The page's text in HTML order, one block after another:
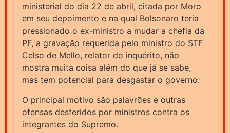
ministerial do dia 22 de abril, citada por Moro
em seu depoimento e na qual Bolsonaro teria
pressionado o ex-ministro a mudar a chefia da
PF, a gravação requerida pelo ministro do STF
Celso de Mello, relator do inquérito, não
mostra muita coisa além do que já se sabe,
mas tem potencial para desgastar o governo.
O principal motivo são palavrões e outras
ofensas desferidos por ministros contra os
integrantes do Supremo.